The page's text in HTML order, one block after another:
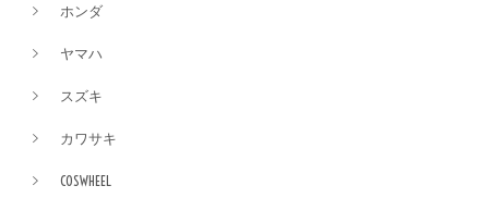
ホンダ
ヤマハ
スズキ
カワサキ
COSWHEEL